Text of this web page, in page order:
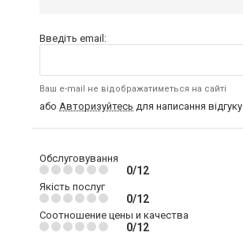
Введіть email:
Ваш e-mail не відображатиметься на сайті
або Авторизуйтесь для написання відгуку
Обслуговування
0/12
Якість послуг
0/12
Соотношение цены и качества
0/12